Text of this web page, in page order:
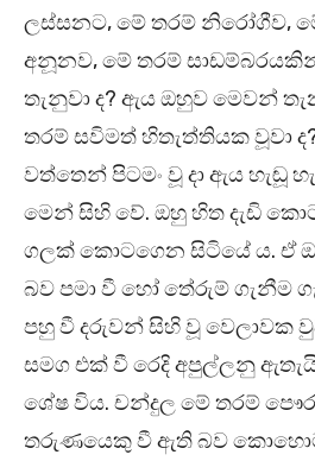
ලස්සනට, මේ තරම් නිරෝගීව,
අනූනව, මේ තරම්
තැනුවා ද? ඇය ඔහුව මෙවන්
තරම් සවිමත් හිතැත්තියක වූවා
වත්තෙන් පිටමං වූ දා ඇය හැඬූ
මෙන් සිහි වේ. ඔහු හිත දැඩි
ගලක් කොටගෙන සිටියේ ය. ඒ
බව පමා වී හෝ තේරුම් ගැනීම
පහු වී දරුවන් සිහි වූ වෙලාවක
සමග එක් වී රෙදි අපුල්ලනු
ශේෂ විය. චන්දුල මේ තරම්
තරුණයෙකු වී ඇති බව